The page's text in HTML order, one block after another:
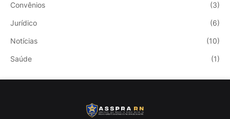
Convênios (3)
Jurídico (6)
Notícias (10)
Saúde (1)